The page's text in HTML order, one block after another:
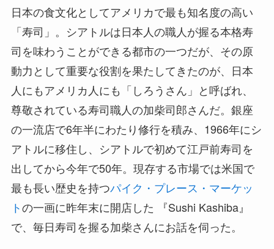
日本の食文化としてアメリカで最も知名度の高い
「寿司」。シアトルは日本人の職人が握る本格寿
司を味わうことができる都市の一つだが、その原
動力として重要な役割を果たしてきたのが、日本
人にもアメリカ人にも「しろうさん」と呼ばれ、
尊敬されている寿司職人の加柴司郎さんだ。銀座
の一流店で6年半にわたり修行を積み、1966年にシ
アトルに移住し、シアトルで初めて江戸前寿司を
出してから今年で50年。現存する市場では米国で
最も長い歴史を持つパイク・プレース・マーケッ
トの一画に昨年末に開店した 『Sushi Kashiba』
で、毎日寿司を握る加柴さんにお話を伺った。